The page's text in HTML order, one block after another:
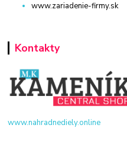
www.zariadenie-firmy.sk
Kontakty
www.nahradnediely.online